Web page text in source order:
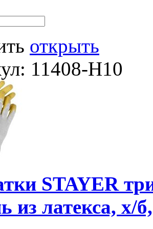
открыть
11408-H10
STAYER
из латекса, х/